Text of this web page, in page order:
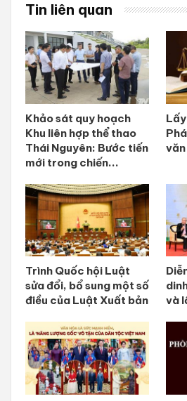
Tin liên quan
Khảo sát quy hoạch
Khu liên hợp thể thao
Thái Nguyên: Bước tiến
mới trong chiến...
Trình Quốc hội Luật
sửa đổi, bổ sung một số
điều của Luật Xuất bản
và